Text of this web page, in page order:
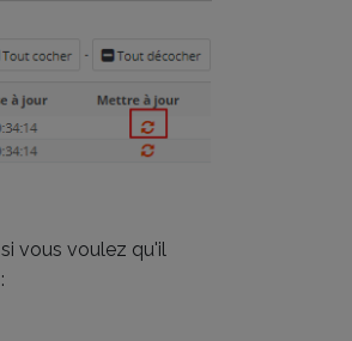
vous voulez qu'il